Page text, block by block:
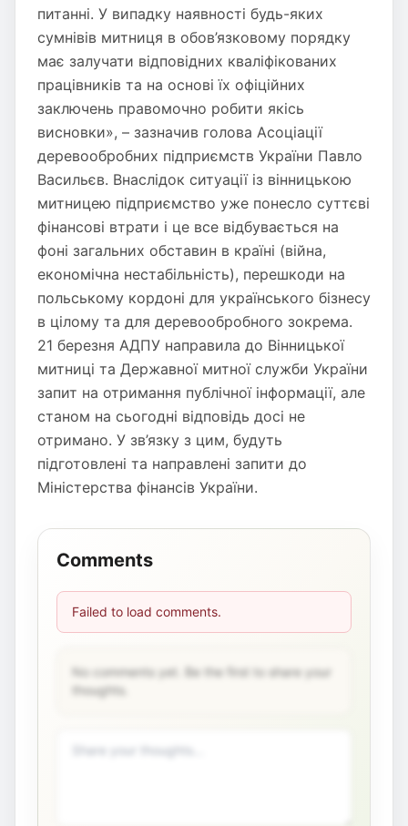
питанні. У випадку наявності будь-яких
сумнівів митниця в обов’язковому порядку
має залучати відповідних кваліфікованих
працівників та на основі їх офіційних
заключень правомочно робити якісь
висновки», – зазначив голова Асоціації
деревообробних підприємств України Павло
Васильєв. Внаслідок ситуації із вінницькою
митницею підприємство уже понесло суттєві
фінансові втрати і це все відбувається на
фоні загальних обставин в країні (війна,
економічна нестабільність), перешкоди на
польському кордоні для українського бізнесу
в цілому та для деревообробного зокрема.
21 березня АДПУ направила до Вінницької
митниці та Державної митної служби України
запит на отримання публічної інформації, але
станом на сьогодні відповідь досі не
отримано. У зв’язку з цим, будуть
підготовлені та направлені запити до
Міністерства фінансів України.
Comments
Failed to load comments.
No comments yet. Be the first to share your
thoughts.